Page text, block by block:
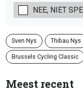
NEE, NIET
Sven Nys Thibau Nys
Brussels Cycling Classic
Meest recent